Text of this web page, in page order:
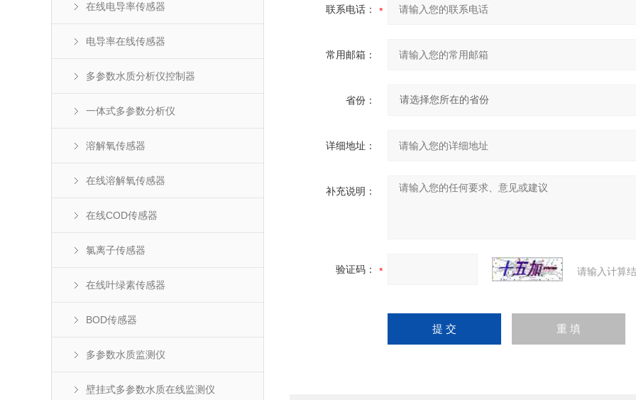
在线电导率传感器
电导率在线传感器
多参数水质分析仪控制器
一体式多参数分析仪
溶解氧传感器
在线溶解氧传感器
在线COD传感器
氯离子传感器
在线叶绿素传感器
BOD传感器
多参数水质监测仪
壁挂式多参数水质在线监测仪
联系电话：
常用邮箱：
省份：
详细地址：
补充说明：
验证码： 请输入计算